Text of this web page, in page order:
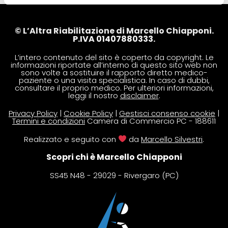
© L’Altra Riabilitazione di Marcello Chiapponi.
P.IVA 01407880333.
L’intero contenuto del sito è coperto da copyright. Le
informazioni riportate all’interno di questo sito web non
sono volte a sostituire il rapporto diretto medico-
paziente o una visita specialistica. In caso di dubbi,
consultare il proprio medico. Per ulteriori informazioni,
leggi il nostro disclaimer.
Privacy Policy | Cookie Policy | Gestisci consenso cookie |
Termini e condizioni Camera di Commercio PC - 188611
Realizzato e seguito con
daMarcello Silvestri.
Scopri chi è Marcello Chiapponi
SS45 N48 - 29029 - Rivergaro (PC)